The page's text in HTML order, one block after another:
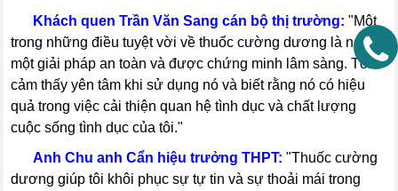
Khách quen Trần Văn Sang cán bộ thị trường:"Một
trong những điều tuyệt vời về thuốc cường dương là nó là
một giải pháp an toàn và được chứng minh lâm sàng. Tôi
cảm thấy yên tâm khi sử dụng nó và biết rằng nó có hiệu
quả trong việc cải thiện quan hệ tình dục và chất lượng
cuộc sống tình dục của tôi."
-----Anh Chu anh Cẩn hiệu trưởng THPT:"Thuốc cường
dương giúp tôi khôi phục sự tự tin và sự thoải mái trong